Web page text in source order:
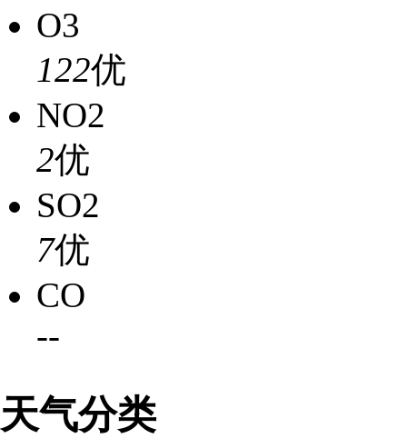
O3
122优
NO2
2优
SO2
7优
CO
--
天气分类